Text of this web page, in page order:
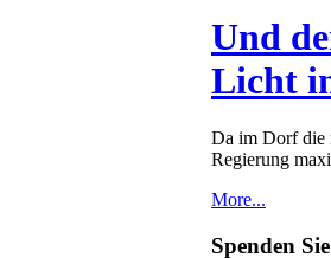
Und
Licht
Da im Dorf die
Regierung
More...
Spenden